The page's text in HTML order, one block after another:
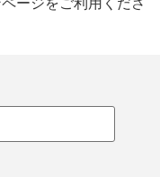
ージをご利用くださ